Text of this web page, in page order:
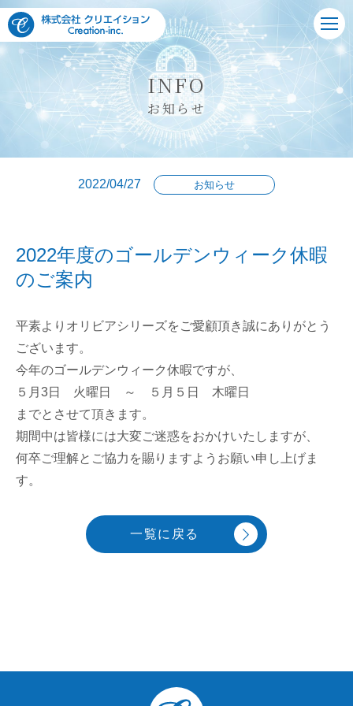
INFO
お知らせ
2022/04/27 お知らせ
2022年度のゴールデンウィーク休暇
のご案内
平素よりオリビアシリーズをご愛顧頂き誠にありがとう
ございます。
今年のゴールデンウィーク休暇ですが、
５月3日 火曜日 ～ ５月５日 木曜日
までとさせて頂きます。
期間中は皆様には大変ご迷惑をおかけいたしますが、
何卒ご理解とご協力を賜りますようお願い申し上げま
す。
一覧に戻る